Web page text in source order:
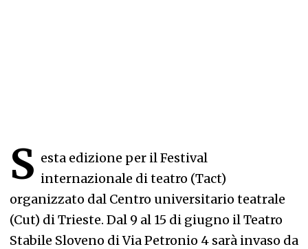
S esta edizione per il Festival
internazionale di teatro (Tact)
organizzato dal Centro universitario teatrale
(Cut) di Trieste. Dal 9 al 15 di giugno il Teatro
Stabile Sloveno di Via Petronio 4 sarà invaso da